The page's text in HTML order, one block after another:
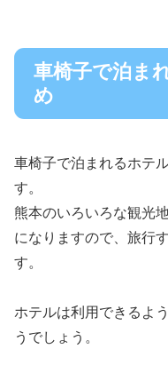
車椅子で泊ま
め
車椅子で泊まれるホテ
す。
熊本のいろいろな観光
になりますので、旅行
す。
ホテルは利用できるよ
うでしょう。